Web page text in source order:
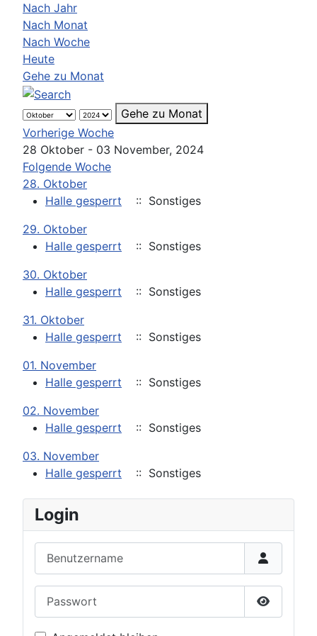
Nach Jahr
Nach Monat
Nach Woche
Heute
Gehe zu Monat
Gehe zu Monat
Vorherige Woche
28 Oktober - 03 November, 2024
Folgende Woche
28. Oktober
Halle gesperrt
:: Sonstiges
29. Oktober
Halle gesperrt
:: Sonstiges
30. Oktober
Halle gesperrt
:: Sonstiges
31. Oktober
Halle gesperrt
:: Sonstiges
01. November
Halle gesperrt
:: Sonstiges
02. November
Halle gesperrt
:: Sonstiges
03. November
Halle gesperrt
:: Sonstiges
Login
Passwort